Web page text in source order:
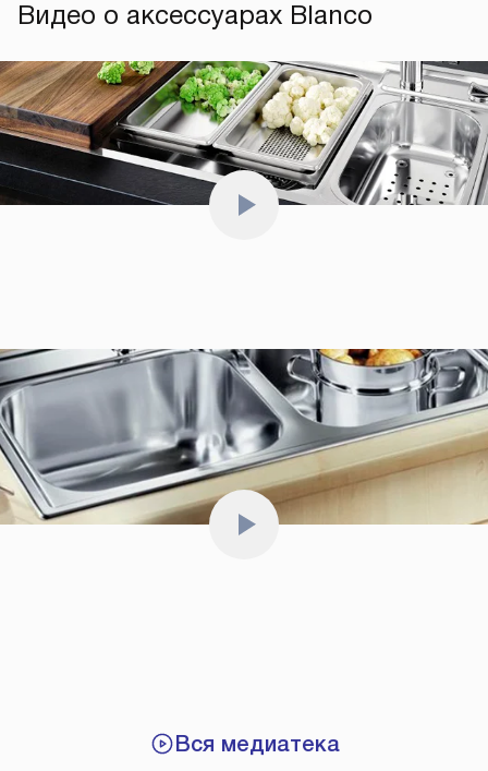
Видео о аксессуарах Blanco
Вся медиатека